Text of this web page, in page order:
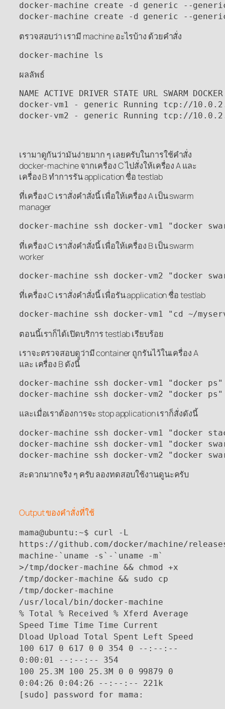
docker-machine create -d generic --
docker-machine create -d generic --
ตรวจสอบว่า เรามี machine อะไรบ้าง ด้วยคำสั่ง
docker-machine ls
ผลลัพธ์
NAME ACTIVE DRIVER STATE URL SWARM DOCKER
docker-vm1 - generic Running tcp://
docker-vm2 - generic Running tcp://
เรามาดูกันว่ามันง่ายมาก ๆ เลยครับในการใช้คำสั่ง
docker-machine จากเครื่อง C ไปสั่งให้เครื่อง A และ
เครื่อง B ทำการรัน application ชื่อ testlab
ที่เครื่อง C เราสั่งคำสั่งนี้ เพื่อให้เครื่อง A เป็น swarm
manager
docker-machine ssh docker-vm1 "docker
ที่เครื่อง C เราสั่งคำสั่งนี้ เพื่อให้เครื่อง B เป็น swarm
worker
docker-machine ssh docker-vm2 "docker
ที่เครื่อง C เราสั่งคำสั่งนี้ เพื่อรัน application ชื่อ testlab
docker-machine ssh docker-vm1 "cd ~/
ตอนนี้เราก็ได้เปิดบริการ testlab เรียบร้อย
เราจะตรวจสอบดูว่ามี container ถูกรันไว้ในเครื่อง A
และ เครื่อง B ดังนี้
docker-machine ssh docker-vm1 "docker ps"
docker-machine ssh docker-vm2 "docker ps"
และเมื่อเราต้องการจะ stop application เราก็สั่งดังนี้
docker-machine ssh docker-vm1 "docker
docker-machine ssh docker-vm1 "docker
docker-machine ssh docker-vm2 "docker
สะดวกมากจริง ๆ ครับ ลองทดสอบใช้งานดูนะครับ
Output ของคำสั่งที่ใช้
mama@ubuntu:~$ curl -L
https://github.com/docker/machine/
machine-`uname -s`-`uname -m`
>/tmp/docker-machine && chmod +x
/tmp/docker-machine && sudo cp
/tmp/docker-machine
/usr/local/bin/docker-machine
% Total % Received % Xferd Average
Speed Time Time Time Current
Dload Upload Total Spent Left Speed
100 617 0 617 0 0 354 0 --:--:--
0:00:01 --:--:-- 354
100 25.3M 100 25.3M 0 0 99879 0
0:04:26 0:04:26 --:--:-- 221k
[sudo] password for mama: